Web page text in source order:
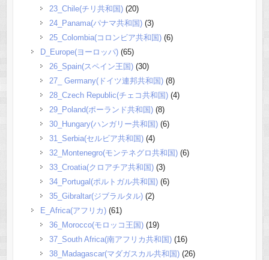
23_Chile(チリ共和国)(20)
24_Panama(パナマ共和国)(3)
25_Colombia(コロンビア共和国)(6)
D_Europe(ヨーロッパ)(65)
26_Spain(スペイン王国)(30)
27_ Germany(ドイツ連邦共和国)(8)
28_Czech Republic(チェコ共和国)(4)
29_Poland(ポーランド共和国)(8)
30_Hungary(ハンガリー共和国)(6)
31_Serbia(セルビア共和国)(4)
32_Montenegro(モンテネグロ共和国)(6)
33_Croatia(クロアチア共和国)(3)
34_Portugal(ポルトガル共和国)(6)
35_Gibraltar(ジブラルタル)(2)
E_Africa(アフリカ)(61)
36_Morocco(モロッコ王国)(19)
37_South Africa(南アフリカ共和国)(16)
38_Madagascar(マダガスカル共和国)(26)